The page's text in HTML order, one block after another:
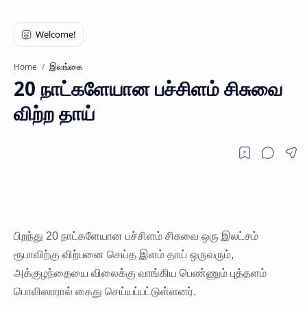
Home இலங்கை
20 நாட்களேயான பச்சிளம் சிசுவை
விற்ற தாய்
பிறந்து 20 நாட்களேயான பச்சிளம் சிசுவை ஒரு இலட்சம்
ரூபாவிற்கு விற்பனை செய்த இளம் தாய் ஒருவரும்,
அக்குழந்தையை விலைக்கு வாங்கிய பெண்ணும் புத்தளம்
பொலிஸாரால் கைது செய்யப்பட்டுள்ளனர்.